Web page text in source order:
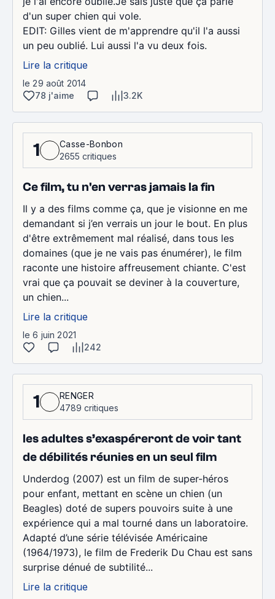
d'un super chien qui vole.
EDIT: Gilles vient de m'apprendre qu'il l'a aussi
un peu oublié. Lui aussi l'a vu deux fois.
Lire la critique
le 29 août 2014
78 j'aime
3.2K
1
Casse-Bonbon
2655 critiques
Ce film, tu n'en verras jamais la fin
Il y a des films comme ça, que je visionne en me
demandant si j’en verrais un jour le bout. En plus
d'être extrêmement mal réalisé, dans tous les
domaines (que je ne vais pas énumérer), le film
raconte une histoire affreusement chiante. C'est
vrai que ça pouvait se deviner à la couverture,
un chien...
Lire la critique
le 6 juin 2021
242
1
RENGER
4789 critiques
les adultes s’exaspéreront de voir tant
de débilités réunies en un seul film
Underdog (2007) est un film de super-héros
pour enfant, mettant en scène un chien (un
Beagles) doté de supers pouvoirs suite à une
expérience qui a mal tourné dans un laboratoire.
Adapté d’une série télévisée Américaine
(1964/1973), le film de Frederik Du Chau est sans
surprise dénué de subtilité...
Lire la critique